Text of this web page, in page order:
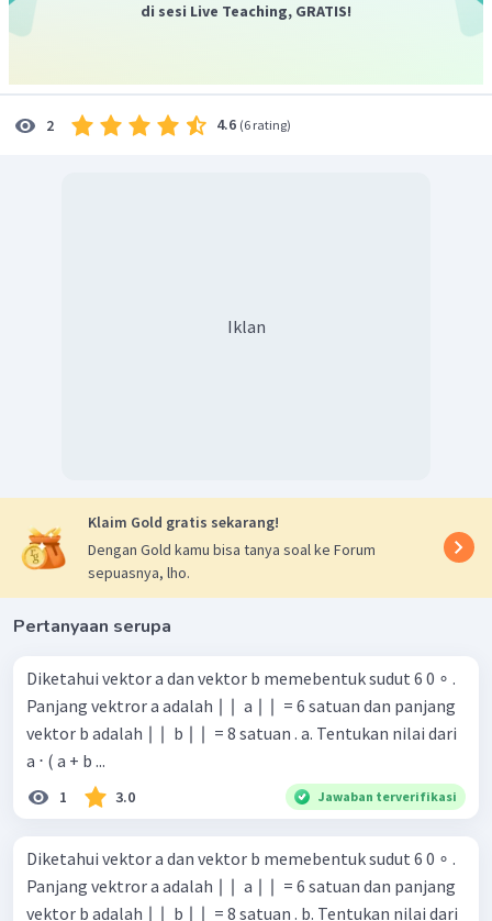
di sesi Live Teaching, GRATIS!
2 4.6 (6 rating)
Iklan
Klaim Gold gratis sekarang!
Dengan Gold kamu bisa tanya soal ke Forum
sepuasnya, lho.
Pertanyaan serupa
Diketahui vektor a dan vektor b memebentuk sudut 6 0 ∘ .
Panjang vektror a adalah ∣ ∣ ​ a ∣ ∣ ​ = 6 satuan dan panjang
vektor b adalah ∣ ∣ ​ b ∣ ∣ ​ = 8 satuan . a. Tentukan nilai dari
a ⋅ ( a + b ...
1 3.0 Jawaban terverifikasi
Diketahui vektor a dan vektor b memebentuk sudut 6 0 ∘ .
Panjang vektror a adalah ∣ ∣ ​ a ∣ ∣ ​ = 6 satuan dan panjang
vektor b adalah ∣ ∣ ​ b ∣ ∣ ​ = 8 satuan . b. Tentukan nilai dari